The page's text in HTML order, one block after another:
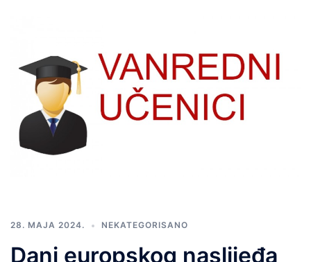
28. MAJA 2024. NEKATEGORISANO
Dani europskog naslijeđa